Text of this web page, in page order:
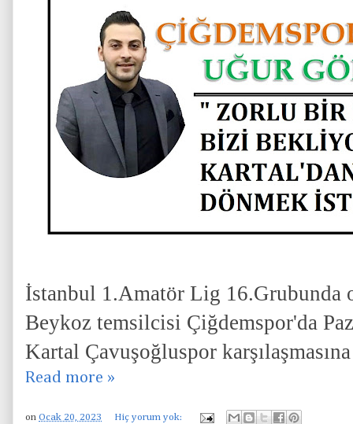
İstanbul 1.Amatör Lig 16.Grubunda
Beykoz temsilcisi Çiğdemspor'da
Kartal Çavuşoğluspor
Read more »
on Ocak 20, 2023 Hiç yorum yok: